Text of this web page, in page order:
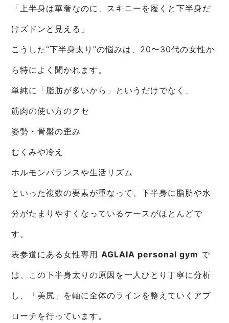
「上半身は華奢なのに、スキニーを履くと下半身だ
けズドンと見える」
こうした“下半身太り”の悩みは、20〜30代の女性か
ら特によく聞かれます。
単純に「脂肪が多いから」というだけでなく、
筋肉の使い方のクセ
姿勢・骨盤の歪み
むくみや冷え
ホルモンバランスや生活リズム
といった複数の要素が重なって、下半身に脂肪や水
分がたまりやすくなっているケースがほとんどで
す。
表参道にある女性専用AGLAIA personal gym で
は、この下半身太りの原因を一人ひとり丁寧に分析
し、「美尻」を軸に全体のラインを整えていくアプ
ローチを行っています。